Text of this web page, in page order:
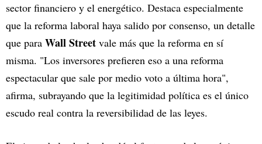
sector financiero y el energético. Destaca especialmente
que la reforma laboral haya salido por consenso, un detalle
que para Wall Street vale más que la reforma en sí
misma. "Los inversores prefieren eso a una reforma
espectacular que sale por medio voto a última hora",
afirma, subrayando que la legitimidad política es el único
escudo real contra la reversibilidad de las leyes.